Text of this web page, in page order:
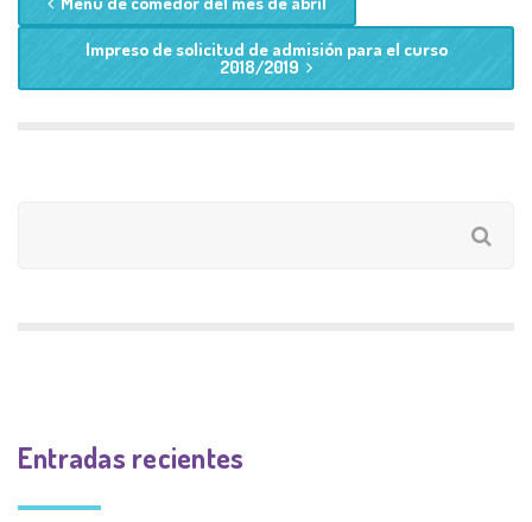
Impreso de solicitud de admisión para el curso
2018/2019
Entradas recientes